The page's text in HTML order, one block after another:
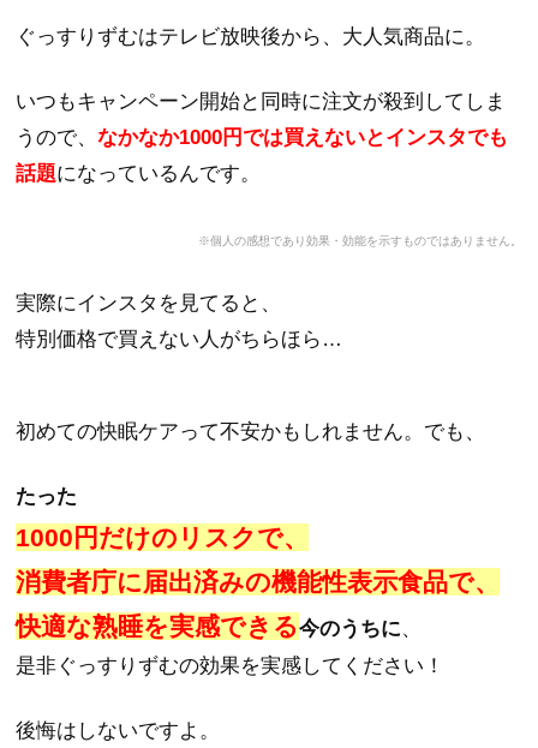
ぐっすりずむはテレビ放映後から、大人気商品に。
いつもキャンペーン開始と同時に注文が殺到してしま
うので、なかなか1000円では買えないとインスタでも
話題になっているんです。
※個人の感想であり効果・効能を示すものではありません。
実際にインスタを見てると、
特別価格で買えない人がちらほら…
初めての快眠ケアって不安かもしれません。でも、
たった
1000円だけのリスクで、
消費者庁に届出済みの機能性表示食品で、
快適な熟睡を実感できる今のうちに、
是非ぐっすりずむの効果を実感してください！
後悔はしないですよ。